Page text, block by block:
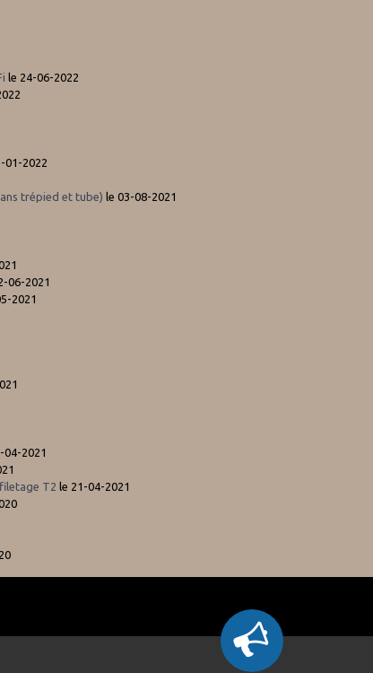
le 24-06-2022
01-2022
trépied et tube) le 03-08-2021
06-2021
2021
04-2021
T2 le 21-04-2021